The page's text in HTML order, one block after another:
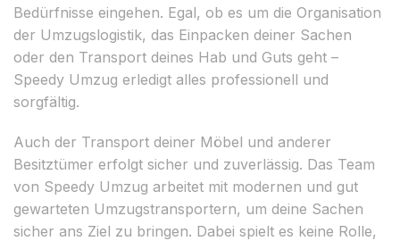
Bedürfnisse eingehen. Egal, ob es um die Organisation
der Umzugslogistik, das Einpacken deiner Sachen
oder den Transport deines Hab und Guts geht –
Speedy Umzug erledigt alles professionell und
sorgfältig.
Auch der Transport deiner Möbel und anderer
Besitztümer erfolgt sicher und zuverlässig. Das Team
von Speedy Umzug arbeitet mit modernen und gut
gewarteten Umzugstransportern, um deine Sachen
sicher ans Ziel zu bringen. Dabei spielt es keine Rolle,